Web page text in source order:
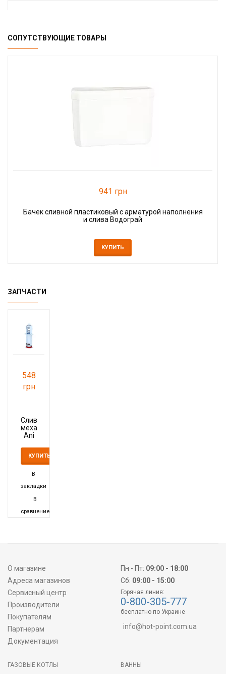
СОПУТСТВУЮЩИЕ ТОВАРЫ
941 грн
Бачек сливной пластиковый с арматурой наполнения
и слива Водограй
КУПИТЬ
ЗАПЧАСТИ
548
грн
Сливной
механизм
Ani
70
10
КУПИТЬ
В
закладки
В
сравнение
О магазине
Адреса магазинов
Сервисный центр
Производители
Покупателям
Партнерам
Документация
Пн - Пт: 09:00 - 18:00
Сб: 09:00 - 15:00
Горячая линия:
0-800-305-777
бесплатно по Украине
info@hot-point.com.ua
ГАЗОВЫЕ КОТЛЫ
ВАННЫ